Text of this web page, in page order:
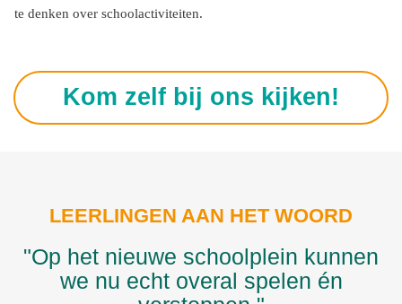
te denken over schoolactiviteiten.
Kom zelf bij ons kijken!
LEERLINGEN AAN HET WOORD
"Op het nieuwe schoolplein kunnen
we nu echt overal spelen én